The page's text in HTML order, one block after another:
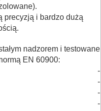
precyzją i bardzo dużą
nadzorem i testowane
EN 60900: